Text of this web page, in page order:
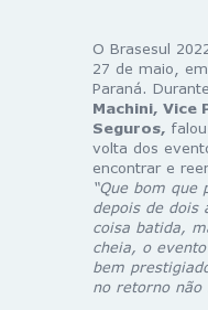
O Brasesul
27 de maio,
Paraná.
Machini, Vice
Seguros,
volta dos
encontrar e
“Que bom que
depois de dois
coisa batida,
cheia, o
bem
no retorno não